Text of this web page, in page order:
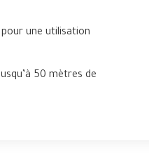
une utilisation
50 mètres de